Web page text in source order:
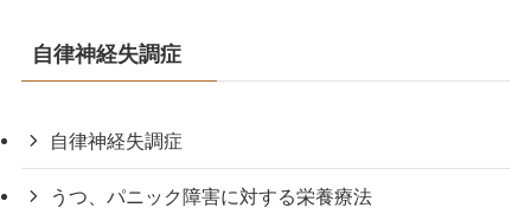
自律神経失調症
自律神経失調症
うつ、パニック障害に対する栄養療法